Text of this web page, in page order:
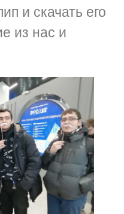
и скачать его
из нас и